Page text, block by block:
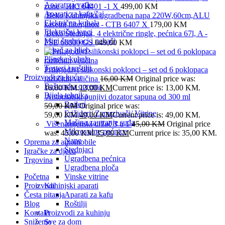
Aparat za vafle
Aparati za kafu/čaj
Električna kuhala
Električni lonci
Mini štednjaci i pekači
Pekač za hljeb
Plinska kuhala
Tosteri i roštilji
Proizvodi za kuću
Baštenska oprema
Bijela tehnika
Bojleri
Frižideri/ Zamrzivači/ Vitrine
Mašina za pranje suđa
Mikrovalne pećnice
Nape
Štednjaci
Ugradbena pećnica
Ugradbena ploča
Vinske vitrine
Kuhinjski aparati
Aparati za kafu
Roštilji
Proizvodi za kuhinju
Sve za dom
zone - HIC 64401 -1 X 499,00 KM
Beko Kuhinjska ugradbena napa 220W,60cm,ALU
kasetni filter,Inox - CTB 6407 X 179,00 KM
Beko Štednjak, 4 električne ringle, pećnica 67l, A -
FSE 66000 GS649,00 KM
Prilagodivi silikonski poklopci – set od 6 poklopaca
različitih veličina 16,00KM Original price was:
16,00 KM.13,00KMCurrent price is: 13,00 KM.
Automatski punjivi dozator sapuna od 300 ml
59,00KM Original price was:
59,00 KM.49,00KMCurrent price is: 49,00 KM.
Višenamjenski držač 3 u 145,00KM Original price
was: 45,00 KM.35,00KMCurrent price is: 35,00 KM.
Oprema za automobile
Igračke za djecu
Trgovina
Početna
Proizvodi
Česta pitanja
Blog
Kontakt
Sniženje